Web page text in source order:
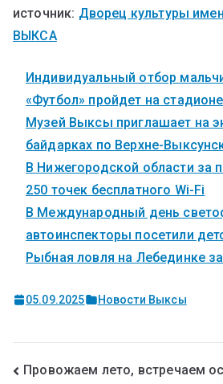
источник: Дворец культуры
ВЫКСА
Индивидуальный отбор
«Футбол» пройдет на
Музей Выксы приглашает на
байдарках по Верхне-
В Нижегородской области за
250 точек бесплатного Wi-Fi
В Международный день
автоинспекторы посетили
Рыбная ловля на Лебединке
05.09.2025 Новости Выксы
Провожаем лето, встречаем